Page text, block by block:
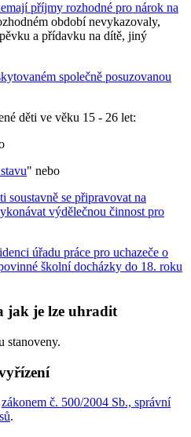
příjmy rozhodné pro nárok na
období nevykazovaly,
a přídavku na dítě, jiný
společně posuzovanou
děti ve věku 15 - 26 let:
" nebo
soustavně se připravovat na
výdělečnou činnost pro
úřadu práce pro uchazeče o
školní docházky do 18. roku
jak je lze uhradit
stanoveny.
zákonem č. 500/2004 Sb., správní
.